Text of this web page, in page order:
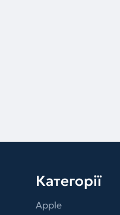
Категорії
Apple